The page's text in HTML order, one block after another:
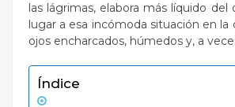
las lágrimas, elabora más líquido del
lugar a esa incómoda situación en
ojos encharcados, húmedos y, a
Índice